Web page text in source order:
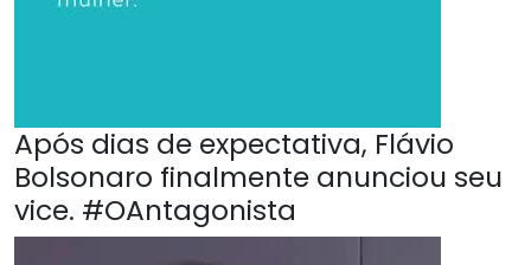
Após dias de expectativa, Flávio
Bolsonaro finalmente anunciou seu
vice. #OAntagonista